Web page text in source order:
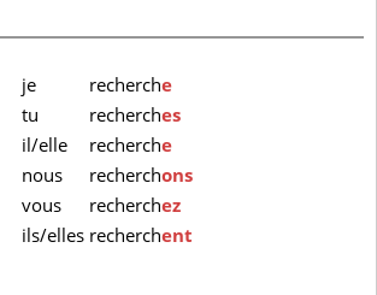
je
recherche
tu
recherches
il/elle
recherche
nous
recherchons
vous
recherchez
ils/elles recherchent